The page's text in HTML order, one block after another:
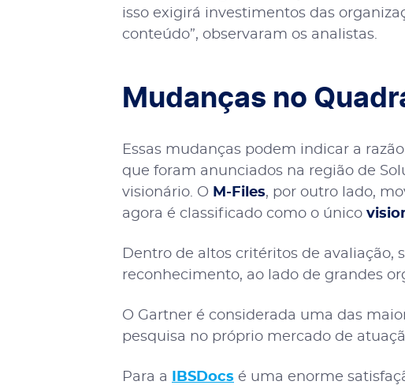
isso exigirá investimentos das
conteúdo”, observaram os analistas.
Mudanças no
Essas mudanças podem indicar a
que foram anunciados na região de
visionário. O M-Files, por outro lado,
agora é classificado como o único
Dentro de altos critéritos de avaliação,
reconhecimento, ao lado de grandes
O Gartner é considerada uma das
pesquisa no próprio mercado de
Para a IBSDocs é uma enorme